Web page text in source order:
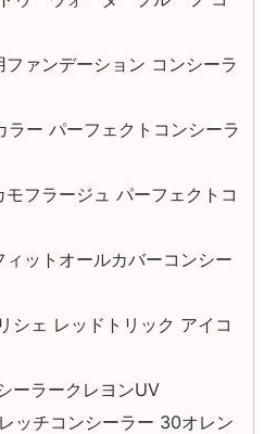
ファンデーション コンシーラ
ラー パーフェクトコンシーラ
モフラージュ パーフェクトコ
ィットオールカバーコンシー
シェ レッドトリック アイコ
ーラークレヨンUV
ッチコンシーラー 30オレン